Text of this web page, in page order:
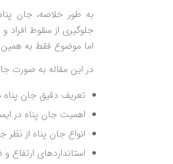
به طور خلاصه، جان
جلوگیری از سقوط افراد
اما موضوع فقط به
در این مقاله به صورت
تعریف دقیق جان
اهمیت جان پناه در
انواع جان پناه از
استانداردهای ارتفاع